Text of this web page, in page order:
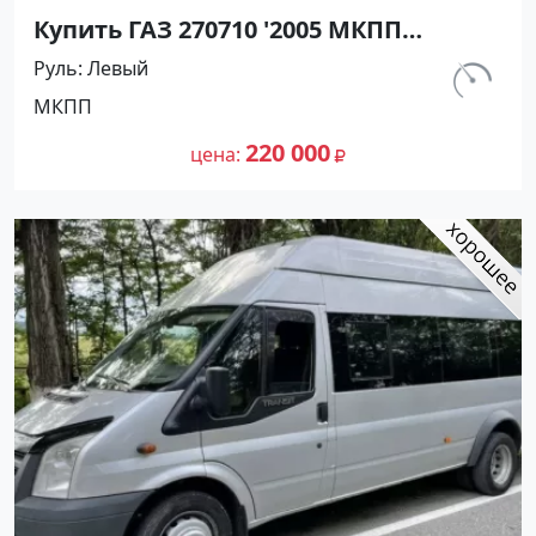
Купить ГАЗ 270710 '2005 МКПП
(2500/140 л.с.) Бензин инжектор
Краснодар цвет белый Фургон по
цене 220000 рублей, объявление
№25278 на сайте Авторынок23
Руль Левый
МКПП
цена 220 000